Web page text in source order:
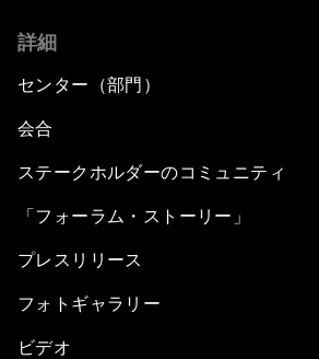
詳細
センター（部門）
会合
ステークホルダーのコミュニティ
「フォーラム・ストーリー」
プレスリリース
フォトギャラリー
ビデオ